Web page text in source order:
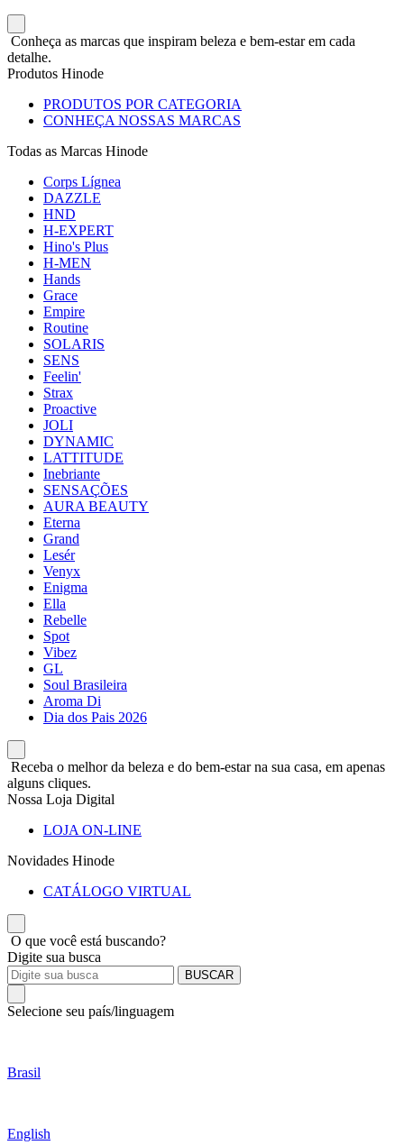
Conheça as marcas que inspiram beleza e bem-estar em cada
detalhe.
Produtos Hinode
PRODUTOS POR CATEGORIA
CONHEÇA NOSSAS MARCAS
Todas as Marcas Hinode
Corps Lígnea
DAZZLE
HND
H-EXPERT
Hino's Plus
H-MEN
Hands
Grace
Empire
Routine
SOLARIS
SENS
Feelin'
Strax
Proactive
JOLI
DYNAMIC
LATTITUDE
Inebriante
SENSAÇÕES
AURA BEAUTY
Eterna
Grand
Lesér
Venyx
Enigma
Ella
Rebelle
Spot
Vibez
GL
Soul Brasileira
Aroma Di
Dia dos Pais 2026
Receba o melhor da beleza e do bem-estar na sua casa, em apenas
alguns cliques.
Nossa Loja Digital
LOJA ON-LINE
Novidades Hinode
CATÁLOGO VIRTUAL
O que você está buscando?
Digite sua busca
BUSCAR
Selecione seu país/linguagem
Brasil
English